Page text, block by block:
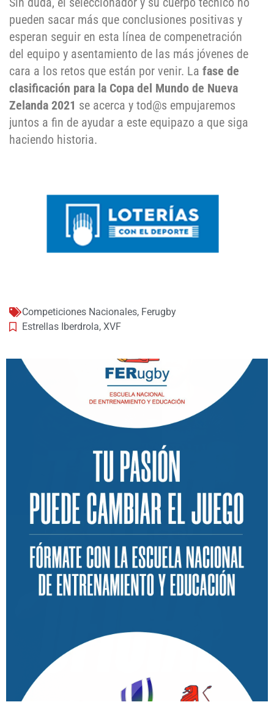
pueden sacar más que conclusiones positivas y
esperan seguir en esta línea de compenetración
del equipo y asentamiento de las más jóvenes de
cara a los retos que están por venir. La fase de
clasificación para la Copa del Mundo de Nueva
Zelanda 2021 se acerca y tod@s empujaremos
juntos a fin de ayudar a este equipazo a que siga
haciendo historia.
Competiciones Nacionales, Ferugby
Estrellas Iberdrola, XVF